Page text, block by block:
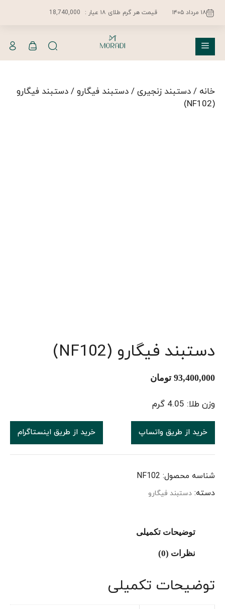
۱۸ مرداد ۱۴۰۵ قیمت هر گرم طلای ۱۸ عیار : 18,740,000
فهرست
خانه / دستبند زنجیری / دستبند فیگارو / دستبند فیگارو
(NF102)
دستبند فیگارو (NF102)
93,400,000 تومان
وزن طلا: 4.05 گرم
خرید از طریق واتساپ خرید از طریق اینستاگرام
شناسه محصول: NF102
دسته: دستبند فیگارو
توضیحات تکمیلی
نظرات (0)
توضیحات تکمیلی